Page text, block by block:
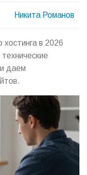
Никита Романов
в 2026
даем